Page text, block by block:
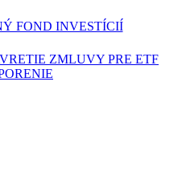
FOND INVESTÍCIÍ
ZMLUVY PRE ETF